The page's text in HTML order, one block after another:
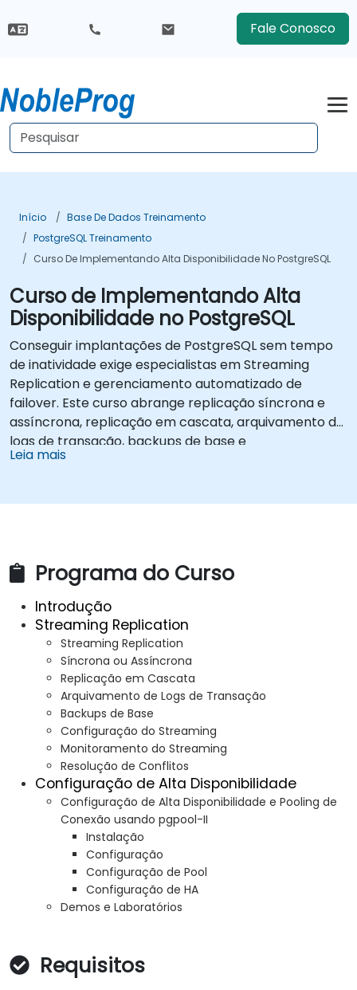
Fale Conosco
Início
Base De Dados Treinamento
PostgreSQL Treinamento
Curso De Implementando Alta Disponibilidade No PostgreSQL
Curso de Implementando Alta
Disponibilidade no PostgreSQL
Conseguir implantações de PostgreSQL sem tempo
de inatividade exige especialistas em Streaming
Replication e gerenciamento automatizado de
failover. Este curso abrange replicação síncrona e
assíncrona, replicação em cascata, arquivamento de
logs de transação, backups de base e
monitoramento de configurações de streaming.
intenso.
Leia mais
Programa do Curso
Introdução
Streaming Replication
Streaming Replication
Síncrona ou Assíncrona
Replicação em Cascata
Arquivamento de Logs de Transação
Backups de Base
Configuração do Streaming
Monitoramento do Streaming
Resolução de Conflitos
Configuração de Alta Disponibilidade
Configuração de Alta Disponibilidade e Pooling de
Conexão usando pgpool-II
Instalação
Configuração
Configuração de Pool
Configuração de HA
Demos e Laboratórios
Requisitos